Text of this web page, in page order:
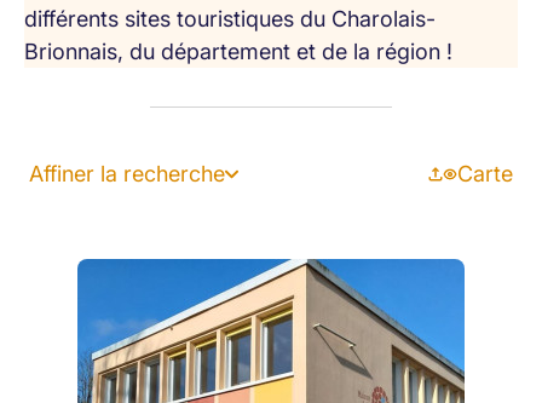
différents sites touristiques du Charolais-
Brionnais, du département et de la région !
Affiner la recherche Carte